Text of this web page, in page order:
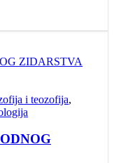
i teozofija,